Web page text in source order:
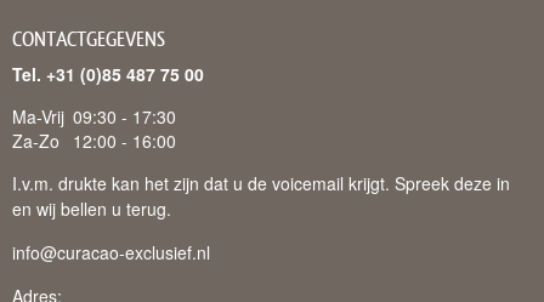
CONTACTGEGEVENS
Tel. +31 (0)85 487 75 00
Ma-Vrij 09:30 - 17:30
Za-Zo
12:00 - 16:00
I.v.m. drukte kan het zijn dat u de voicemail krijgt. Spreek deze in
en wij bellen u terug.
info@curacao-exclusief.nl
Adres: